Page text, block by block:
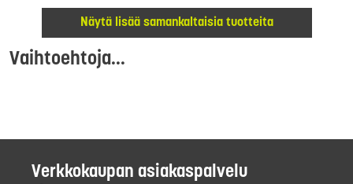
Näytä lisää samankaltaisia tuotteita
Vaihtoehtoja...
Verkkokaupan asiakaspalvelu